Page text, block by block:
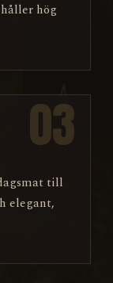
hög
03
till
elegant,